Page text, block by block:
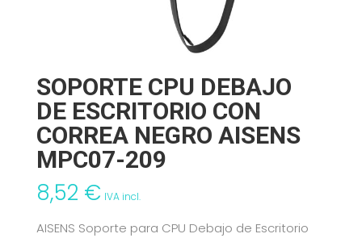
SOPORTE CPU DEBAJO
DE ESCRITORIO CON
CORREA NEGRO AISENS
MPC07-209
8,52 € IVA incl.
AISENS Soporte para CPU Debajo de Escritorio